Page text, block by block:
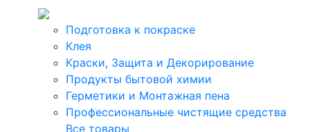
Подготовка к покраске
Клея
Краски, Защита и Декорирование
Продукты бытовой химии
Герметики и Монтажная пена
Профессиональные чистящие средства
Все товары